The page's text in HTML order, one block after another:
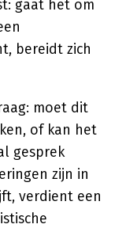
gaat het om
bereidt zich
moet dit
of kan het
gesprek
zijn in
verdient een